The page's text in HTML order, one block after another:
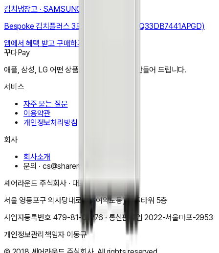
김치냉장고 · SAMSUNG
Bespoke 김치플러스 3도어 키친핏 313L (RQ33DB7441APGD)
앱에서 혜택 받고 구매하기
꾸다Pay
애플, 삼성, LG 어떤 상품도 한달 3만원으로 만들어 드립니다.
서비스
자주 묻는 질문
이용약관
개인정보처리방침
회사
회사소개
문의 ·cs@shareround.co.kr
셰어라운드 주식회사 · 대표이동규
서울 영등포구 의사당대로 83(여의도동) 오투타워 5층
사업자등록번호 479-81-01276 · 통신판매업2022-서울마포-2953
개인정보관리책임자 이동규